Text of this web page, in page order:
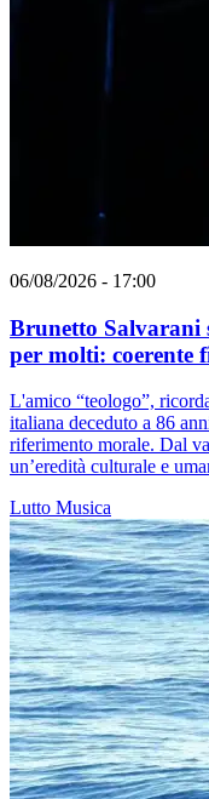
06/08/2026 - 17:00
Brunetto Salvarani
per molti: coerente
L'amico “teologo”,
italiana deceduto a 86
riferimento morale. Dal
un’eredità culturale e
Lutto Musica